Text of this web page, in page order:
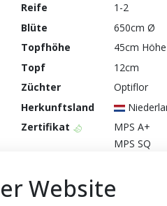
Reife
1-2
Blüte
650cm Ø
Topfhöhe
45cm Höhe
Topf
12cm
Züchter
Optiflor
Herkunftsland
Zertifikat
MPS A+
MPS SQ
Website